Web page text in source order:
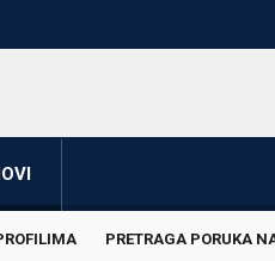
PRETRAGA PORUKA